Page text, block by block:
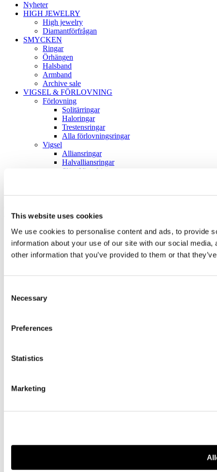
This website uses cookies
We use cookies to personalise content and ads, to provide
information about your use of our site with our social
other information that you’ve provided to them or that
Selection
Necessary
Preferences
Statistics
Marketing
Nyheter
HIGH JEWELRY
High jewelry
Diamantförfrågan
SMYCKEN
Ringar
Örhängen
Halsband
Armband
Archive sale
VIGSEL & FÖRLOVNING
Förlovning
Solitärringar
Haloringar
Trestensringar
Alla förlovningsringar
Vigsel
Alliansringar
Halvalliansringar
Släta Vigselringar